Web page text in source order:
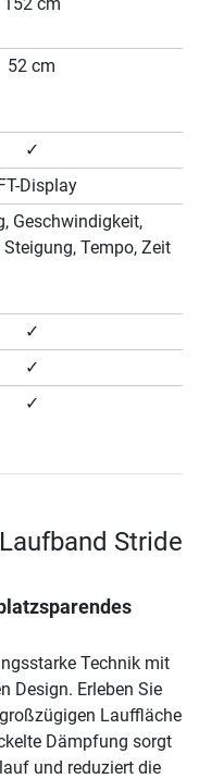
52 cm
✓
Display
Geschwindigkeit,
Steigung, Tempo, Zeit
✓
✓
✓
Stride
Technik mit
Design. Erleben Sie
Lauffläche
Dämpfung sorgt
und reduziert die